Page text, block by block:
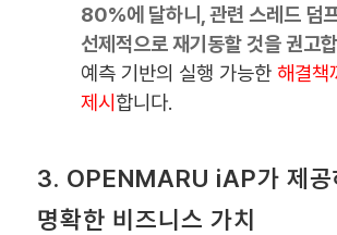
80%에 달하니, 관련 스레드 덤
선제적으로 재기동할 것을 권고
예측 기반의 실행 가능한해결책
제시 합니다.
3. OPENMARU iAP가 제공
명확한 비즈니스 가치